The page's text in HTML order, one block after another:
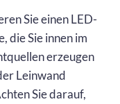
Sie einen LED-
die Sie innen im
erzeugen
Leinwand
Sie darauf,